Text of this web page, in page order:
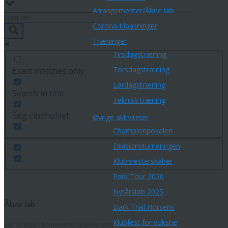
Arrangementer/Åbne løb
Corona-tilpasninger
Træninger
Tirsdagstræning
Torsdagstræning
Lørdagstræning
Teknisk træning
Øvrige aktiviteter
Championpokalen
Divisionsturneringen
Klubmesterskaber
Park Tour 2026
Nytårsløb 2025
Dark Trail Horsens
Klubfest for voksne
Der er ingen kommende begivenheder.